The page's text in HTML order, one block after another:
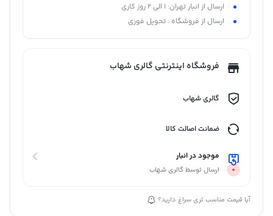
ارسال از انبار تهران: 1 الی 2 روز کاری
ارسال از فروشگاه : تحویل فوری
فروشگاه اینترنتی گالری شهاب
گالری شهاب
ضمانت اصالت کالا
موجود در انبار
ارسال توسط گالری شهاب
آیا قیمت مناسب تری سراغ دارید؟